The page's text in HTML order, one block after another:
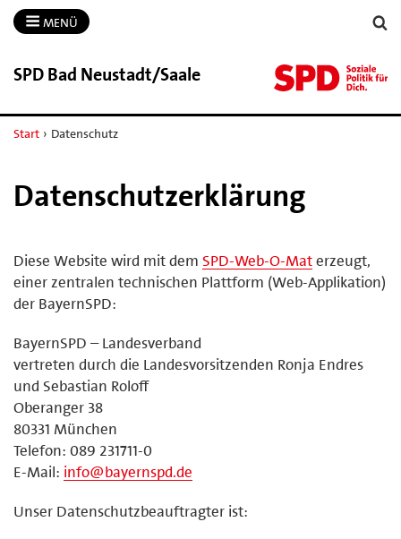
MENÜ
SPD Bad Neustadt/​Saale
Start › Datenschutz
Datenschutzerklärung
Diese Website wird mit dem SPD-Web-O-Materzeugt,
einer zentralen technischen Plattform (Web-Applikation)
der BayernSPD:
BayernSPD – Landesverband
vertreten durch die Landesvorsitzenden Ronja Endres
und Sebastian Roloff
Oberanger 38
80331 München
Telefon: 089 231711-0
E-Mail: info@bayernspd.de
Unser Datenschutzbeauftragter ist: